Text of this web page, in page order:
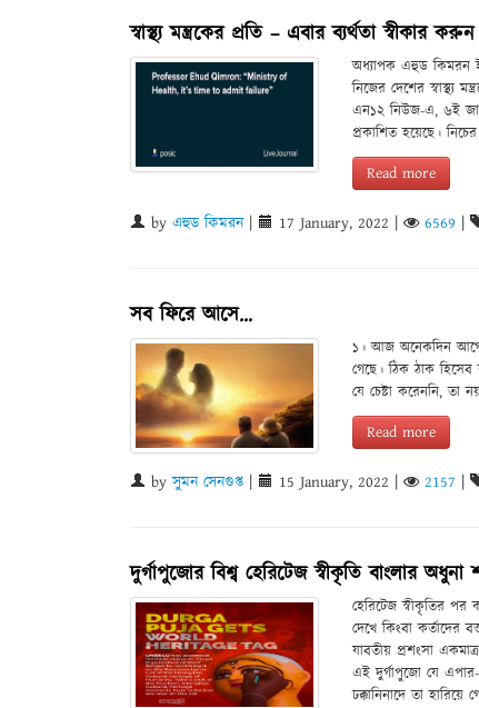
স্বাস্থ্য মন্ত্রকের প্রতি – এবার ব্যর্থতা স্বীকার করুন
অধ্যাপক এহুড কিমরন
নিজের দেশের স্বাস্থ্য
এন১২ নিউজ-এ, ৬ই
প্রকাশিত হয়েছে।
Read more
by এহুড কিমরন| 17 January, 2022 6569
সব ফিরে আসে…
১। আজ অনেকদিন
গেছে। ঠিক ঠাক
যে চেষ্টা করেননি, তা
Read more
byসুমন সেনগুপ্ত 15 January, 2022 2157
দুর্গাপুজোর বিশ্ব হেরিটেজ স্বীকৃতি বাংলার
হেরিটেজ স্বীকৃতির পর
দেখে কিংবা
যাবতীয় প্রশংসা
এই দুর্গাপুজো যে
ঢক্কানিনাদে তা হারিয়ে